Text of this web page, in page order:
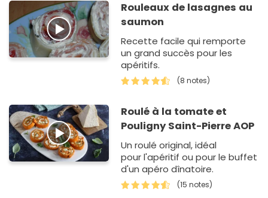
Rouleaux de lasagnes au
saumon
Recette facile qui remporte
un grand succès pour les
apéritifs.
(8 notes)
Roulé à la tomate et
Pouligny Saint-Pierre AOP
Un roulé original, idéal
pour l'apéritif ou pour le buffet
d'un apéro dînatoire.
(15 notes)